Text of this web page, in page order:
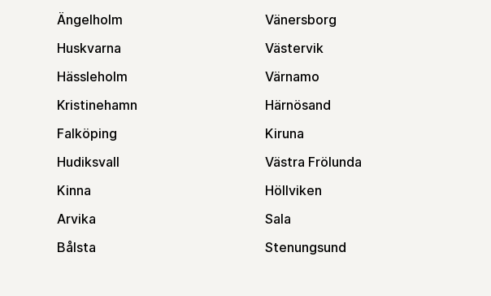
Ängelholm
Vänersborg
Huskvarna
Västervik
Hässleholm
Värnamo
Kristinehamn
Härnösand
Falköping
Kiruna
Hudiksvall
Västra Frölunda
Kinna
Höllviken
Arvika
Sala
Bålsta Stenungsund